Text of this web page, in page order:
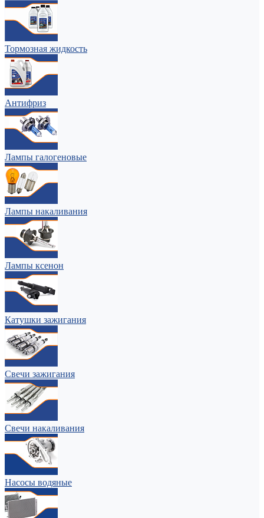
Тормозная жидкость
Антифриз
Лампы галогеновые
Лампы накаливания
Лампы ксенон
Катушки зажигания
Свечи зажигания
Свечи накаливания
Насосы водяные